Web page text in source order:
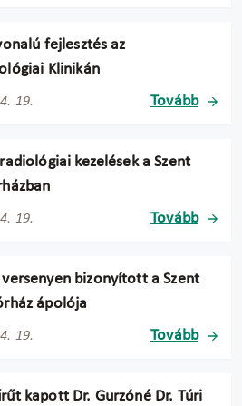
fejlesztés az
Klinikán
19. Tovább
kezelések a Szent
19. Tovább
versenyen bizonyított a Szent
ápolója
19. Tovább
kapott Dr. Gurzóné Dr. Túri